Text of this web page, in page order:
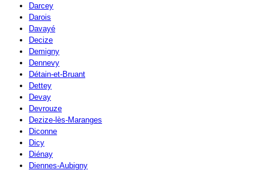
Darcey
Darois
Davayé
Decize
Demigny
Dennevy
Détain-et-Bruant
Dettey
Devay
Devrouze
Dezize-lès-Maranges
Diconne
Dicy
Diénay
Diennes-Aubigny